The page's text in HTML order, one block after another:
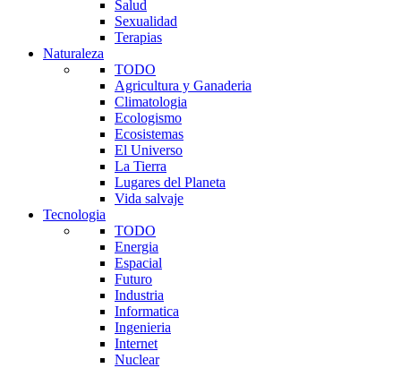
Salud
Sexualidad
Terapias
Naturaleza
TODO
Agricultura y Ganaderia
Climatologia
Ecologismo
Ecosistemas
El Universo
La Tierra
Lugares del Planeta
Vida salvaje
Tecnologia
TODO
Energia
Espacial
Futuro
Industria
Informatica
Ingenieria
Internet
Nuclear